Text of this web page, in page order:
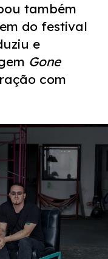
também
do festival
e
Gone
com